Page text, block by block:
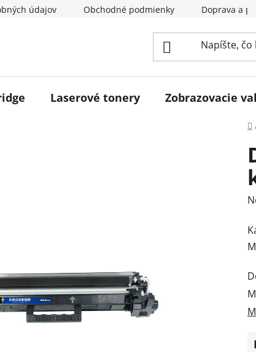
údajov Obchodné podmienky Doprava a
Laserové tonery Zobrazovacie
je
z
5